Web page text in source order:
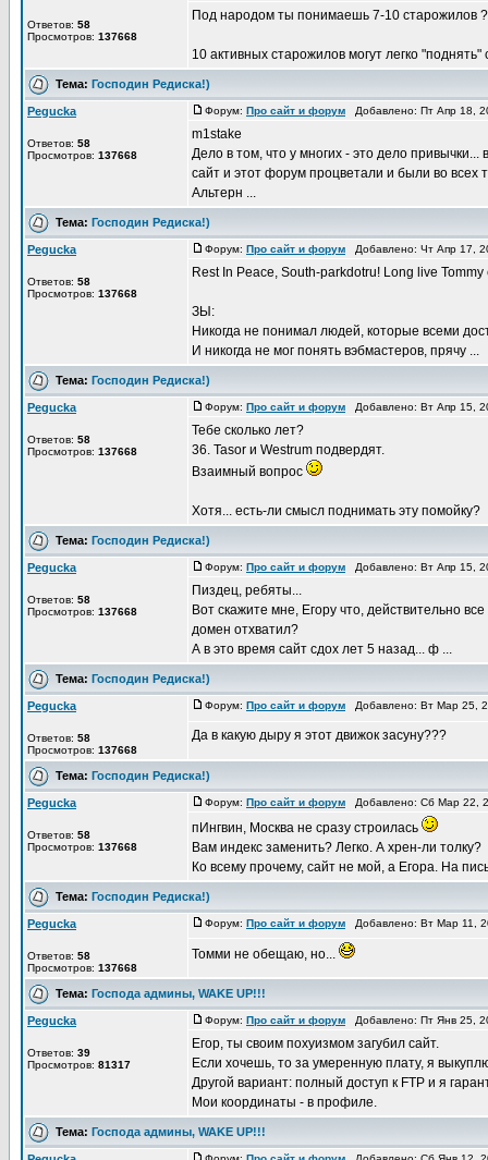
Ответов: 58
Просмотров: 137668
Под народом ты понимаешь 7-10 старожилов
10 активных старожилов могут легко
Тема: Господин Редиска!)
Pegucka
Ответов: 58
Просмотров: 137668
Форум: Про сайт и форум Добавлено: Пт Апр 18,
m1stake
Дело в том, что у многих - это дело
сайт и этот форум процветали и были во всех
Альтерн ...
Тема: Господин Редиска!)
Pegucka
Ответов: 58
Просмотров: 137668
Форум: Про сайт и форум Добавлено: Чт Апр 17,
Rest In Peace, South-parkdotru! Long live Tommy
ЗЫ:
Никогда не понимал людей, которые всеми
И никогда не мог понять вэбмастеров, прячу ...
Тема: Господин Редиска!)
Pegucka
Ответов: 58
Просмотров: 137668
Форум: Про сайт и форум Добавлено: Вт Апр 15,
Тебе сколько лет?
36. Tasor и Westrum подвердят.
Взаимный вопрос
Хотя... есть-ли смысл поднимать эту помойку?
Тема: Господин Редиска!)
Pegucka
Ответов: 58
Просмотров: 137668
Форум: Про сайт и форум Добавлено: Вт Апр 15,
Пиздец, ребяты...
Вот скажите мне, Егору что, действительно
домен отхватил?
А в это время сайт сдох лет 5 назад... ф ...
Тема: Господин Редиска!)
Pegucka
Ответов: 58
Просмотров: 137668
Форум: Про сайт и форум Добавлено: Вт Мар 25,
Да в какую дыру я этот движок засуну???
Тема: Господин Редиска!)
Pegucka
Ответов: 58
Просмотров: 137668
Форум: Про сайт и форум Добавлено: Сб Мар 22,
пИнгвин, Москва не сразу строилась
Вам индекс заменить? Легко. А хрен-ли толку?
Ко всему прочему, сайт не мой, а Егора. На
Тема: Господин Редиска!)
Pegucka
Ответов: 58
Просмотров: 137668
Форум: Про сайт и форум Добавлено: Вт Мар 11,
Томми не обещаю, но...
Тема: Господа админы, WAKE UP!!!
Pegucka
Ответов: 39
Просмотров: 81317
Форум: Про сайт и форум Добавлено: Пт Янв 25,
Егор, ты своим похуизмом загубил сайт.
Если хочешь, то за умеренную плату, я
Другой вариант: полный доступ к FTP и я
Мои координаты - в профиле.
Тема: Господа админы, WAKE UP!!!